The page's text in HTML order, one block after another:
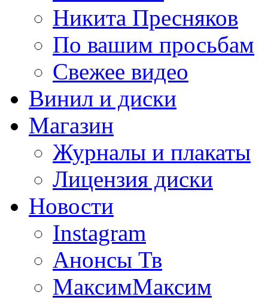
Никита Пресняков
По вашим просьбам
Свежее видео
Винил и диски
Магазин
Журналы и плакаты
Лицензия диски
Новости
Instagram
Анонсы Тв
МаксимМаксим